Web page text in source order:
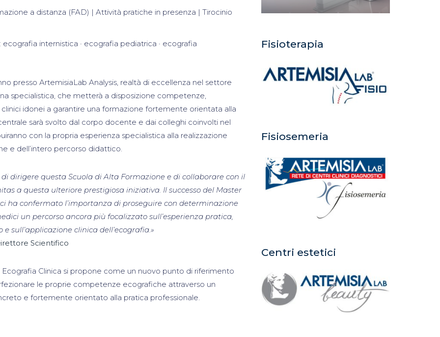
a distanza (FAD) | Attività pratiche in presenza | Tirocinio
internistica · ecografia pediatrica · ecografia
presso ArtemisiaLab Analysis, realtà di eccellenza nel settore
specialistica, che metterà a disposizione competenze,
idonei a garantire una formazione fortemente orientata alla
sarà svolto dal corpo docente e dai colleghi coinvolti nel
con la propria esperienza specialistica alla realizzazione
e dell’intero percorso didattico.
dirigere questa Scuola di Alta Formazione e di collaborare con il
a questa ulteriore prestigiosa iniziativa. Il successo del Master
ha confermato l’importanza di proseguire con determinazione
un percorso ancora più focalizzato sull’esperienza pratica,
sull’applicazione clinica dell’ecografia.»
Scientifico
Clinica si propone come un nuovo punto di riferimento
le proprie competenze ecografiche attraverso un
e fortemente orientato alla pratica professionale.
Fisioterapia
Fisiosemeria
Centri estetici